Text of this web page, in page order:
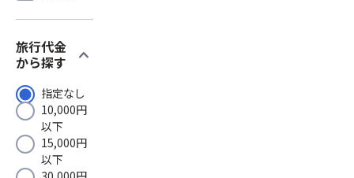
旅行代金
から探す
expand_more
指定なし
10,000円
以下
15,000円
以下